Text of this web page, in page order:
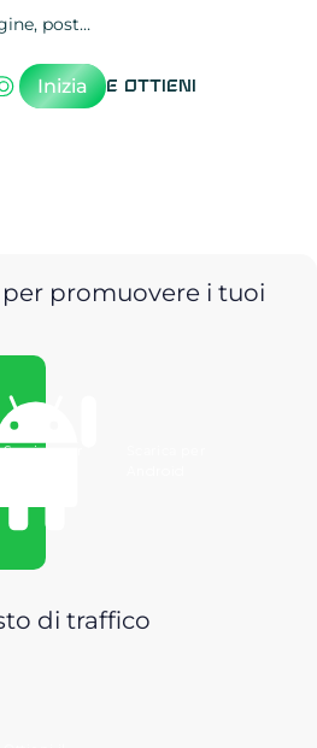
post…
Inizia e ottieni
promuovere i tuoi
Scarica per
di traffico